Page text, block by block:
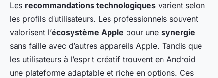
Les recommandations technologiques varient selon
les profils d’utilisateurs. Les professionnels souvent
valorisent l’écosystème Apple pour une synergie
sans faille avec d’autres appareils Apple. Tandis que
les utilisateurs à l’esprit créatif trouvent en Android
une plateforme adaptable et riche en options. Ces